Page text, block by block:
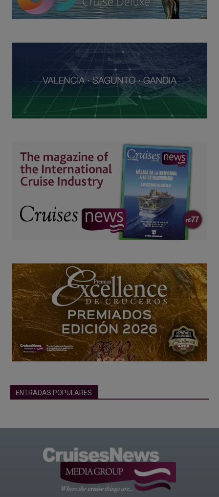
ENTRADAS POPULARES